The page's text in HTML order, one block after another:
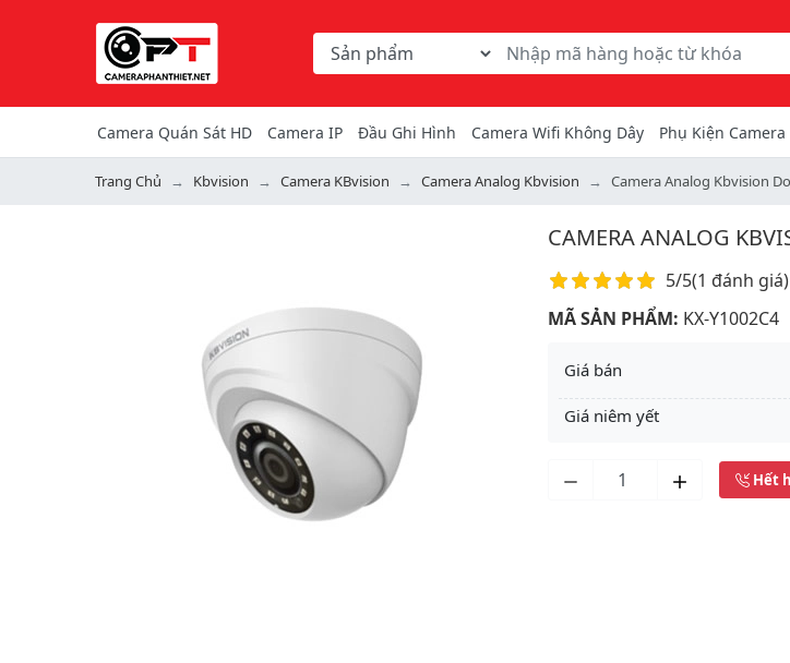
Chọn danh mục tìm kiếm
Từ khóa hoặc mã hàng
Camera Quán Sát HD Camera IP Đầu Ghi Hình Camera Wifi Không Dây Phụ Kiện Camera
Trang Chủ Kbvision Camera KBvision Camera Analog Kbvision Camera Analog Kbvision
CAMERA ANALOG
Điểm đánh giá
5/5(1 đánh giá)
MÃ SẢN PHẨM: KX-Y1002C4
Giá bán
Giá niêm yết
Hết